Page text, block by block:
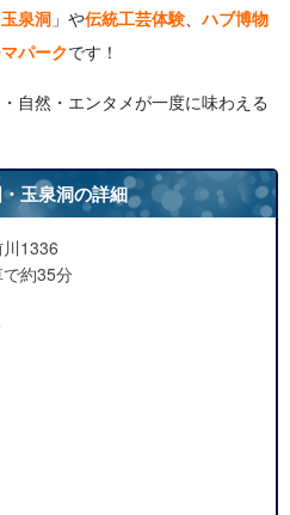
玉泉洞 」や伝統工芸体験 、ハブ博物
パークです！
自然・エンタメが一度に味わえる
玉泉洞の詳細
1336
約35分